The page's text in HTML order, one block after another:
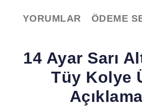
YORUMLAR ÖDEME
14 Ayar Sarı
Tüy Kolye